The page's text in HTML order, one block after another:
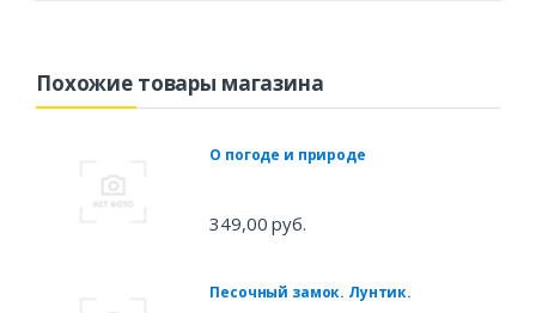
Похожие товары магазина
О погоде и природе
349,00 руб.
Песочный замок. Лунтик.